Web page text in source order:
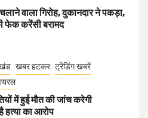
वाला गिरोह, दुकानदार ने पकड़ा,
फेक करेंसी बरामद
खबर हटकर ट्रेंडिंग खबरें
में हुई मौत की जांच करेगी
हत्या का आरोप